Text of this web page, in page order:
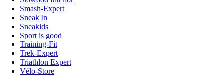
Smash-Expert
Sneak'In
Sneakids
Sport is good
Training-Fit
Trek-Expert
Triathlon Expert
Vélo-Store